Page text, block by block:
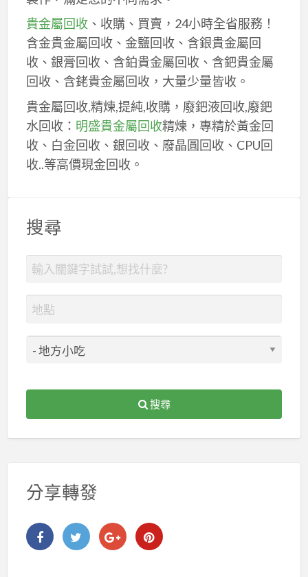
貴金屬回收、收購、買賣，24小時全省服務！
含金貴金屬回收、金鹽回收、含銀貴金屬回
收、銀膏回收、含鉑貴金屬回收、含鈀貴金屬
回收、含銠貴金屬回收，大量少量皆收。
貴金屬回收,精煉,提純,收購，廢鈀液回收,廢鈀
水回收： 明盛貴金屬回收精煉，專精於黃金回
收、白金回收、銀回收、廢晶圓回收、CPU回
收..等高價現金回收。
搜尋
搜尋
分享轉發